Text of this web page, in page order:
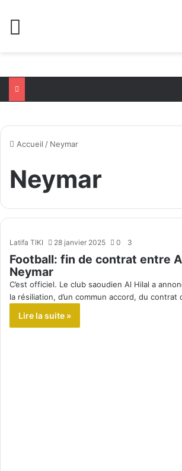
Accueil / Neymar
Neymar
Latifa TIKI 28 janvier 2025 0 3
Football: fin de contrat entre
Neymar
C’est officiel. Le club saoudien Al Hilal a
la résiliation, d’un commun accord, du contrat
Lire la suite »